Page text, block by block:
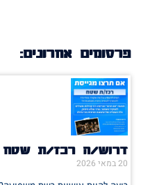
פרסומים אחרונים:
דרוש/ה רכז/ת שטח
20 במאי 2026